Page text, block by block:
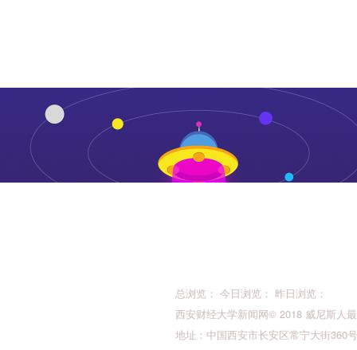
总浏览： 今日浏览： 昨日浏览：
西安财经大学新闻网© 2018 威尼斯人
地址：中国西安市长安区常宁大街360